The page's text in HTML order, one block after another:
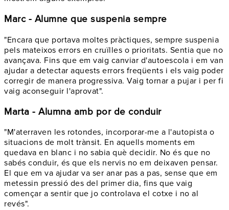
Marc - Alumne que suspenia sempre
"Encara que portava moltes pràctiques, sempre suspenia
pels mateixos errors en cruïlles o prioritats. Sentia que no
avançava. Fins que em vaig canviar d'autoescola i em van
ajudar a detectar aquests errors freqüents i els vaig poder
corregir de manera progressiva. Vaig tornar a pujar i per fi
vaig aconseguir l'aprovat".
Marta - Alumna amb por de conduir
"M'aterraven les rotondes, incorporar-me a l'autopista o
situacions de molt trànsit. En aquells moments em
quedava en blanc i no sabia què decidir. No és que no
sabés conduir, és que els nervis no em deixaven pensar.
El que em va ajudar va ser anar pas a pas, sense que em
metessin pressió des del primer dia, fins que vaig
començar a sentir que jo controlava el cotxe i no al
revés".